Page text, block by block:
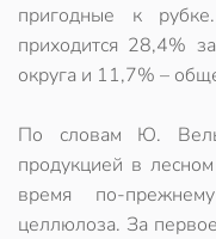
пригодные к
приходится 28,4%
округа и 11,7% –
По словам Ю.
продукцией в
время по-
целлюлоза. За